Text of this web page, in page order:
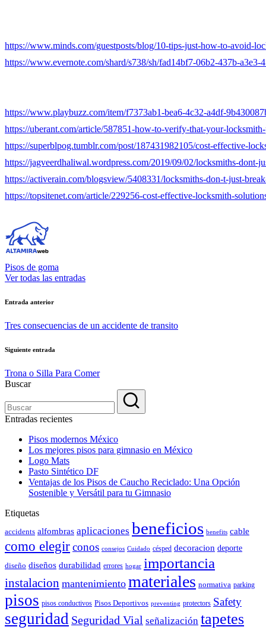
https://www.minds.com/guestposts/blog/10-tips-just-how-to-avoid-
https://www.evernote.com/shard/s738/sh/fad14bf7-06b2-437b-
https://www.playbuzz.com/item/f7373ab1-bea6-4c32-a4df-
https://uberant.com/article/587851-how-to-verify-that-your-
https://superblpog.tumblr.com/post/187431982105/cost-effective-
https://jagveerdhaliwal.wordpress.com/2019/09/02/locksmiths-dont-
https://activerain.com/blogsview/5408331/locksmiths-don-t-just-
https://topsitenet.com/article/229256-cost-effective-locksmith-
Pisos de goma
Ver todas las entradas
Navegación
de
Entrada anterior
Tres consecuencias de un accidente de transito
Siguiente entrada
Trona o Silla Para Comer
Buscar
Entradas recientes
Pisos modernos México
Los mejores pisos para gimnasio en México
Logo Mats
Pasto Sintético DF
Ventajas de los Pisos de Caucho Reciclado: Una Opción
Sostenible y Versátil para tu Gimnasio
Etiquetas
accidents alfombras aplicaciones beneficios benefits cable
como elegirconos consejos Cuidado césped decoracion deporte
diseño diseños durabilidad errores hogar importancia
instalacion mantenimiento materiales normativa parking
pisos pisos conductivos Pisos Deportivos preventing protectors Safety
seguridad Seguridad Vial señalización tapetes